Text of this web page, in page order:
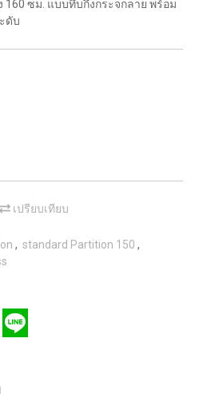
ซม. แบบทึบกึ่งกระจกลาย พร้อม
ดับ
เปรียบเทียบ
, standard Partition 150 ,